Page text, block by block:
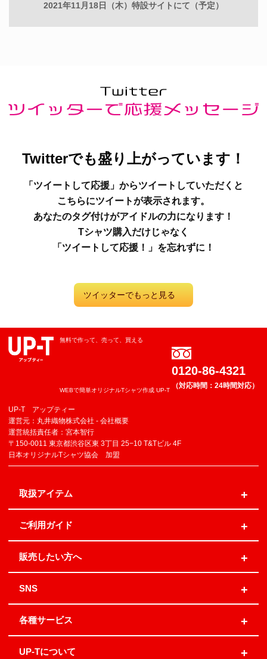
2021年11月18日（木）特設サイトにて（予定）
Twitterでも盛り上がっています！
「ツイートして応援」からツイートしていただくと
こちらにツイートが表示されます。
あなたのタグ付けがアイドルの力になります！
Tシャツ購入だけじゃなく
「ツイートして応援！」を忘れずに！
ツイッターでもっと見る
無料で作って、売って、買える
WEBで簡単オリジナルTシャツ作成 UP-T
0120-86-4321
（対応時間：24時間対応）
UP-T アップティー
運営元：丸井織物株式会社 - 会社概要
運営統括責任者：宮本智行
〒150-0011 東京都渋谷区東 3丁目 25−10 T&Tビル 4F
日本オリジナルTシャツ協会 加盟
取扱アイテム
ご利用ガイド
販売したい方へ
SNS
各種サービス
UP-Tについて